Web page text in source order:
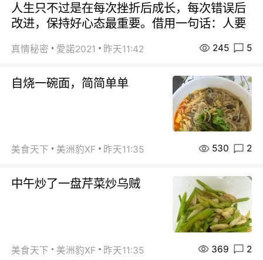
人生只不过是在每次挫折后成长，每次错误后
改进，保持好心态最重要。借用一句话：人要
真情秘密 愛諾2021 昨天11:42 245 5
自烧一碗面，简简单单
美食天下 美洲豹XF 昨天11:35 530 2
中午炒了一盘芹菜炒乌贼
美食天下 美洲豹XF 昨天11:35 369 2